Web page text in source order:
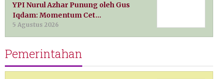
YPI Nurul Azhar Punung oleh Gus
Iqdam: Momentum Cet…
5 Agustus 2026
Pemerintahan